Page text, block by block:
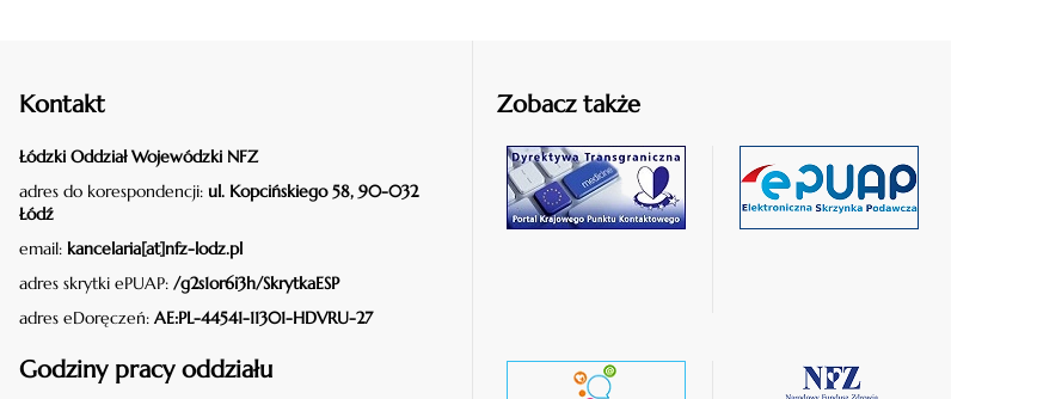
Kontakt
Łódzki Oddział Wojewódzki NFZ
adres do korespondencji: ul. Kopcińskiego 58, 90-032
Łódź
email: kancelaria[at]nfz-lodz.pl
adres skrytki ePUAP: /g2s1or6i3h/SkrytkaESP
adres eDoręczeń: AE:PL-44541-11301-HDVRU-27
Godziny pracy oddziału
Zobacz także
czytaj
czytaj